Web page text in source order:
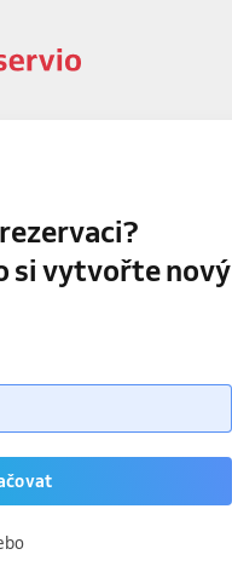
si vytvořte nový